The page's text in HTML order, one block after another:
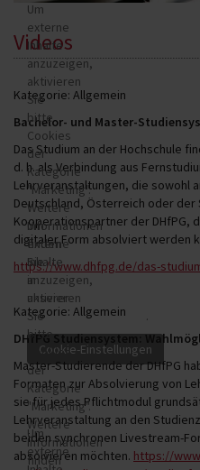
Videos
Um
externe
Inhalte
anzuzeigen,
aktivieren
Sie
bitte
Cookies
der
Kategorie
"Marketing".
Weitere
Informationen
finden
Sie
in
unserer
Datenschutzerklärung .
Kategorie: Allgemein
Bachelor- und Master-
Das Studium an der Hochschule
d. h. als Verbindung aus
Lehrveranstaltungen, die sowohl
Deutschland, Österreich oder der
Kooperationspartner der DHfPG,
digitaler Form absolviert werden
https://www.dhfpg.de/das-
Um
externe
Inhalte
anzuzeigen,
aktivieren
Sie
bitte
Cookies
der
Kategorie
"Marketing".
Weitere
Informationen
finden
Kategorie: Allgemein
DHfPG Studiensystem:
Master-Studierende der DHfPG
Formaten zur Absolvierung von
sie für jedes Pflichtmodul
Lehrveranstaltung an den
beiden synchronen Livestream-
absolvieren möchten. https://
Um
externe